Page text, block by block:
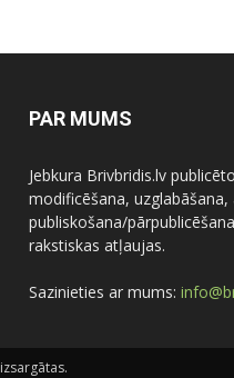
PAR MUMS
Jebkura Brivbridis.lv
modificēšana,
publiskošana/
rakstiskas atļaujas.
Sazinieties ar mums: